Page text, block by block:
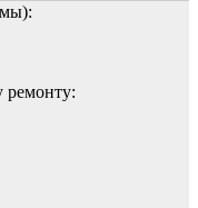
ремонту: